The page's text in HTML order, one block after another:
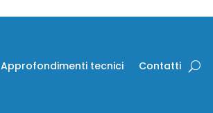
Approfondimenti tecnici Contatti